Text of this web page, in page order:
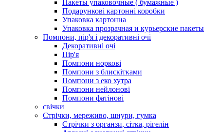
Пакеты упаковочные ( бумажные )
Подарункові картонні коробки
Упаковка картонна
Упаковка прозрачная и курьерские пакеты
Помпони, пір'я і декоративні очі
Декоративні очі
Пір'я
Помпони норкові
Помпони з блискітками
Помпони з еко хутра
Помпони нейлонові
Помпони фатінові
свічки
Стрічки, мереживо, шнури, гумка
Стрічки з органзи, сітка, рігелін